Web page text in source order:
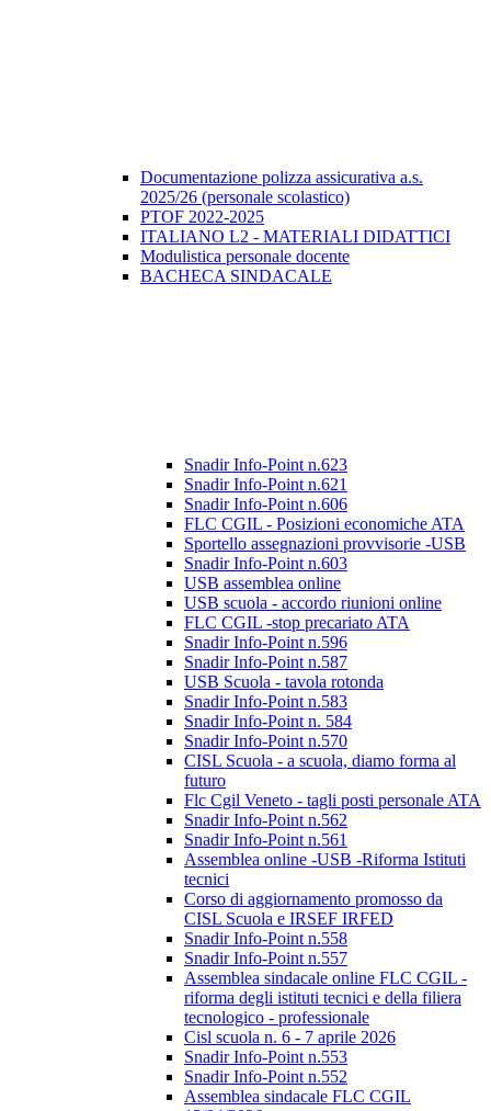
Documentazione polizza assicurativa a.s.
2025/26 (personale scolastico)
PTOF 2022-2025
ITALIANO L2 - MATERIALI DIDATTICI
Modulistica personale docente
BACHECA SINDACALE
Snadir Info-Point n.623
Snadir Info-Point n.621
Snadir Info-Point n.606
FLC CGIL - Posizioni economiche ATA
Sportello assegnazioni provvisorie -USB
Snadir Info-Point n.603
USB assemblea online
USB scuola - accordo riunioni online
FLC CGIL -stop precariato ATA
Snadir Info-Point n.596
Snadir Info-Point n.587
USB Scuola - tavola rotonda
Snadir Info-Point n.583
Snadir Info-Point n. 584
Snadir Info-Point n.570
CISL Scuola - a scuola, diamo forma al
futuro
Flc Cgil Veneto - tagli posti personale ATA
Snadir Info-Point n.562
Snadir Info-Point n.561
Assemblea online -USB -Riforma Istituti
tecnici
Corso di aggiornamento promosso da
CISL Scuola e IRSEF IRFED
Snadir Info-Point n.558
Snadir Info-Point n.557
Assemblea sindacale online FLC CGIL -
riforma degli istituti tecnici e della filiera
tecnologico - professionale
Cisl scuola n. 6 - 7 aprile 2026
Snadir Info-Point n.553
Snadir Info-Point n.552
Assemblea sindacale FLC CGIL